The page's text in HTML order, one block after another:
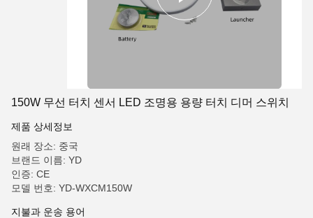
150W 무선 터치 센서 LED 조명용 용량 터치 디머 스위치
제품 상세정보
원래 장소: 중국
브랜드 이름: YD
인증: CE
모델 번호: YD-WXCM150W
지불과 운송 용어